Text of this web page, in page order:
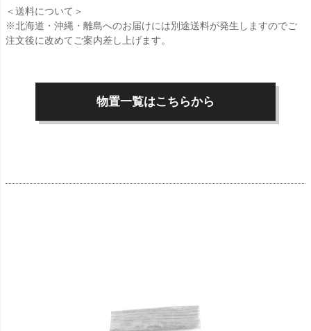
＜送料について＞
※北海道・沖縄・離島へのお届けには別途送料が発生しますのでご
注文後に改めてご案内差し上げます。
物置一覧はこちらから